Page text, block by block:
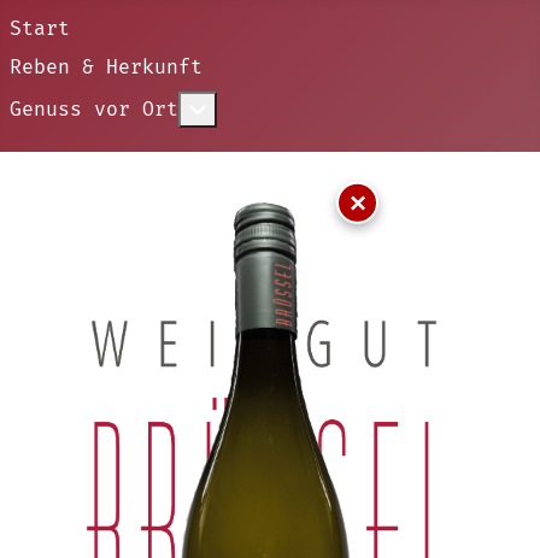
Start
Reben & Herkunft
Genuss vor Ort